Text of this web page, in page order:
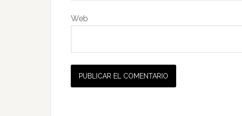
Web